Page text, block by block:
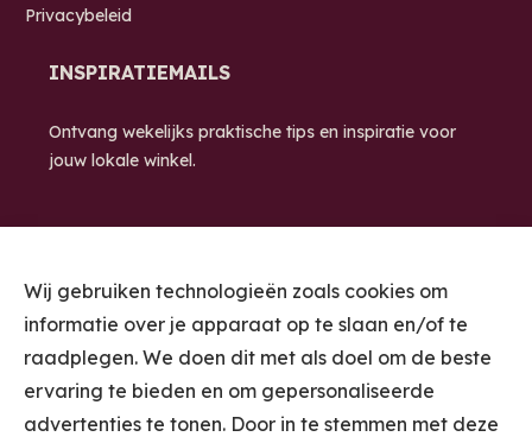
Wij gebruiken technologieën zoals cookies om
informatie over je apparaat op te slaan en/of te
raadplegen. We doen dit met als doel om de beste
ervaring te bieden en om gepersonaliseerde
advertenties te tonen. Door in te stemmen met deze
Privacybeleid
INSPIRATIEMAILS
Ontvang wekelijks praktische tips en inspiratie voor
jouw lokale winkel.
STUUR ME DE
INSPIRATIEMAILS